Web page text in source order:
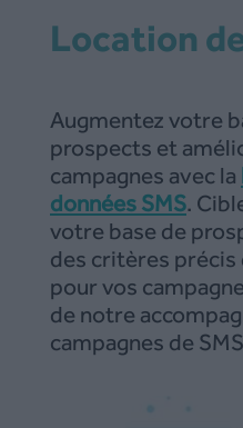
Location
Augmentez votre
prospects et
campagnes avec la
données SMS.
votre base de
des critères
pour vos
de notre
campagnes de